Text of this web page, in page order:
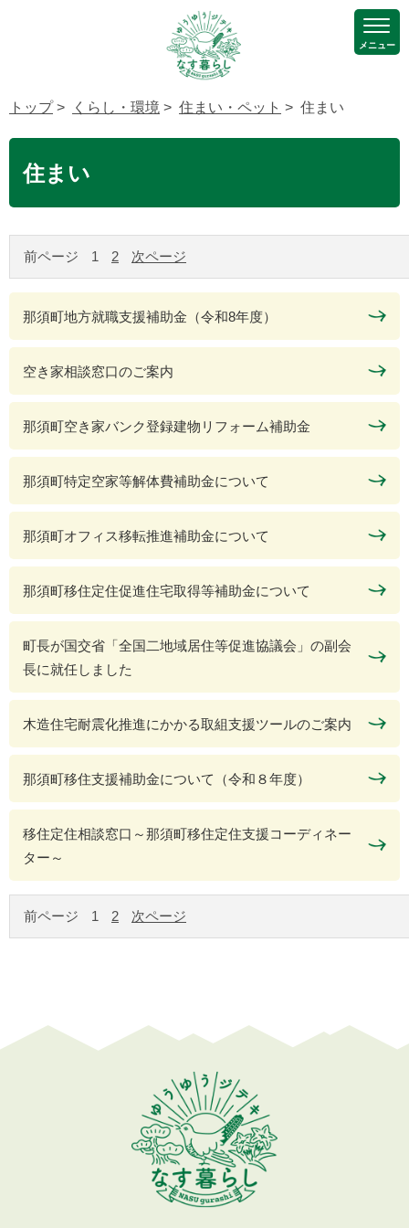
メニュー
トップ> くらし・環境 > 住まい・ペット > 住まい
住まい
前ページ 1 2 次ページ
那須町地方就職支援補助金（令和8年度）
空き家相談窓口のご案内
那須町空き家バンク登録建物リフォーム補助金
那須町特定空家等解体費補助金について
那須町オフィス移転推進補助金について
那須町移住定住促進住宅取得等補助金について
町長が国交省「全国二地域居住等促進協議会」の副会
長に就任しました
木造住宅耐震化推進にかかる取組支援ツールのご案内
那須町移住支援補助金について（令和８年度）
移住定住相談窓口～那須町移住定住支援コーディネー
ター～
前ページ 1 2 次ページ